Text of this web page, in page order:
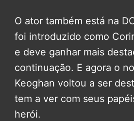
O ator também está na
foi introduzido como
e deve ganhar mais
continuação. E agora o
Keoghan voltou a ser
tem a ver com seus
herói.